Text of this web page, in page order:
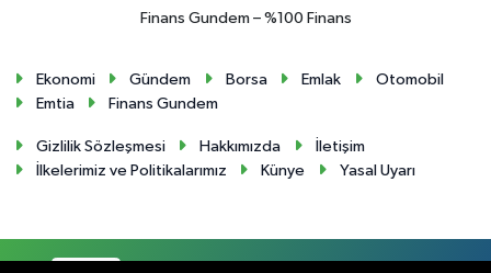
Finans Gundem – %100 Finans
Ekonomi Gündem Borsa Emlak
Otomobil
Emtia
Finans Gundem
Gizlilik Sözleşmesi Hakkımızda
İletişim
İlkelerimiz ve Politikalarımız
Künye Yasal Uyarı